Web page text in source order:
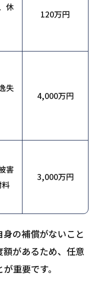
休
120万円
失
4,000万円
害
3,000万円
の補償がないこと
があるため、任意
重要です。